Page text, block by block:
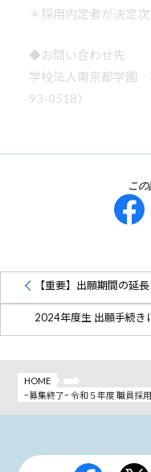
＊採用内定者が決定
◆お問い合わせ先
学校法人南京都学園
93-0518）
こ
【重要】出願期間の延
2024年度生 出願手続き
HOME
ｰ募集終了ｰ 令和５年度 職員採